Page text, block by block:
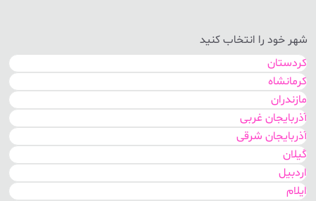
شهر خود را انتخاب کنید
کردستان
کرمانشاه
مازندران
آذربایجان غربی
آذربایجان شرقی
گیلان
اردبیل
ایلام